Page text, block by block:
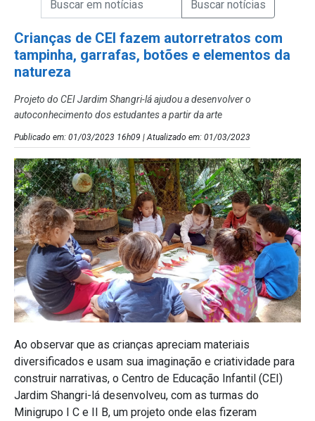
Crianças de CEI fazem autorretratos com
tampinha, garrafas, botões e elementos da
natureza
Projeto do CEI Jardim Shangri-lá ajudou a desenvolver o
autoconhecimento dos estudantes a partir da arte
Publicado em: 01/03/2023 16h09 | Atualizado em: 01/03/2023
Ao observar que as crianças apreciam materiais
diversificados e usam sua imaginação e criatividade para
construir narrativas, o Centro de Educação Infantil (CEI)
Jardim Shangri-lá desenvolveu, com as turmas do
Minigrupo I C e II B, um projeto onde elas fizeram